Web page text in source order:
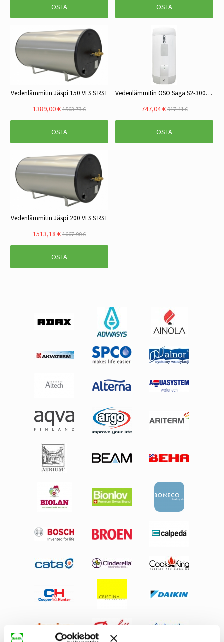
OSTA OSTA
Vedenlämmitin Jäspi 150 VLS S RST
1389,00 € 1563,73 €
OSTA
Vedenlämmitin OSO Saga S2-300 2.8 kW, 1x230V
747,04 € 917,41 €
OSTA
Vedenlämmitin Jäspi 200 VLS S RST
1513,18 € 1667,90 €
OSTA